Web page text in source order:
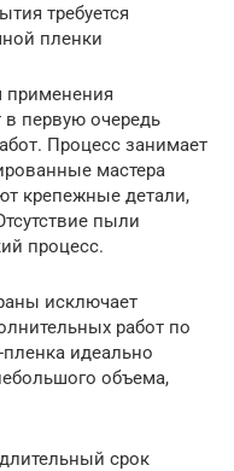
требуется
пленки
первую очередь
Процесс занимает
мастера
крепежные детали,
пыли
процесс.
исключает
работ по
идеально
объема,
срок